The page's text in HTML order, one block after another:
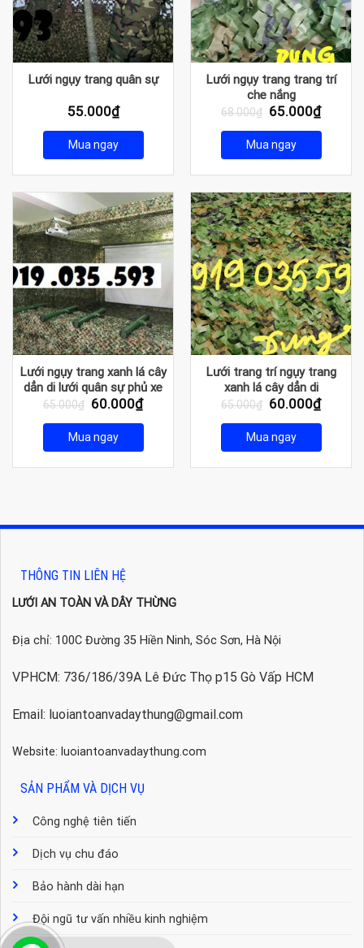
Lưới ngụy trang quân sự
55.000₫
Mua ngay
Lưới ngụy trang trang trí
che nắng
68.000₫ Giá
68.000₫.
65.000₫Giá
hiện
tại
Mua ngay
Lưới ngụy trang xanh lá cây
dẳn di lưới quân sự phủ xe
tăng pháo binh
65.000₫ Giá
65.000₫.
60.000₫Giá
hiện
tại
Mua ngay
Lưới trang trí ngụy trang
xanh lá cây dẳn di
65.000₫ Giá
65.000₫.
60.000₫Giá
hiện
tại
Mua ngay
THÔNG TIN LIÊN HỆ
LƯỚI AN TOÀN VÀ DÂY THỪNG
Địa chỉ: 100C Đường 35 Hiền Ninh, Sóc Sơn, Hà Nội
VPHCM: 736/186/39A Lê Đức Thọ p15 Gò Vấp HCM
Email: luoiantoanvadaythung@gmail.com
Website: luoiantoanvadaythung.com
SẢN PHẨM VÀ DỊCH VỤ
Công nghệ tiên tiến
Dịch vụ chu đáo
Bảo hành dài hạn
Đội ngũ tư vấn nhiều kinh nghiệm